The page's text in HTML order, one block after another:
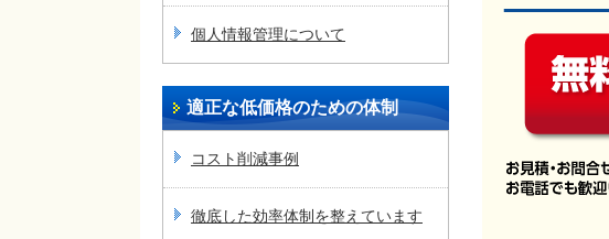
個人情報管理について
適正な低価格のための体制
コスト削減事例
徹底した効率体制を整えています